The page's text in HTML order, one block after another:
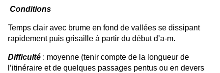
Conditions
Temps clair avec brume en fond de vallées se dissipant
rapidement puis grisaille à partir du début d’a-m.
Difficulté : moyenne (tenir compte de la longueur de
l’itinéraire et de quelques passages pentus ou en devers